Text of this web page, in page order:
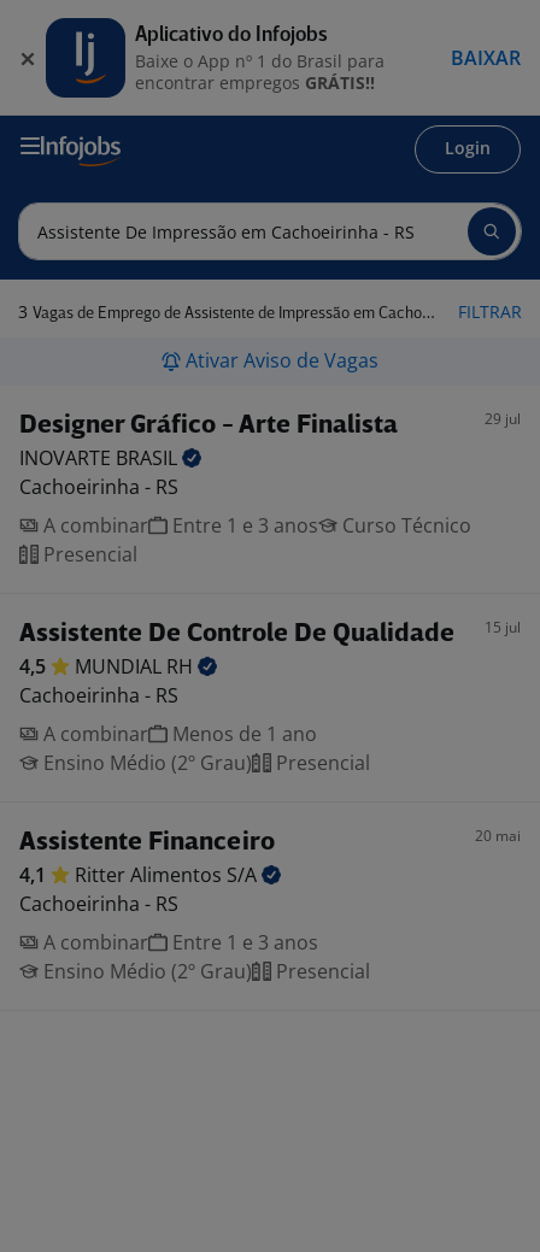
Login
3 Vagas de Emprego de Assistente de Impressão em Cachoeirinha - RS FILTRAR
Ativar Aviso de Vagas
Designer Gráfico - Arte Finalista 29 jul
INOVARTE BRASIL
Cachoeirinha - RS
A combinar
Entre 1 e 3 anos
Curso Técnico
Presencial
Assistente De Controle De Qualidade 15 jul
4,5 MUNDIAL RH
Cachoeirinha - RS
A combinar
Menos de 1 ano
Ensino Médio (2º Grau)
Presencial
Assistente Financeiro 20 mai
4,1 Ritter Alimentos S/A
Cachoeirinha - RS
A combinar
Entre 1 e 3 anos
Ensino Médio (2º Grau)
Presencial
Aplicativo do Infojobs
Baixe o App nº 1 do Brasil para
encontrar empregos GRÁTIS!!
BAIXAR